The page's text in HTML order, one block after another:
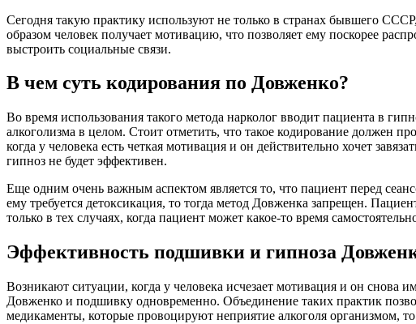
Сегодня такую практику используют не только в странах бывшего
образом человек получает мотивацию, что позволяет ему поскорее
выстроить социальные связи.
В чем суть кодирования по Довженко?
Во время использования такого метода нарколог вводит пациента в
алкоголизма в целом. Стоит отметить, что такое кодирование должен
когда у человека есть четкая мотивация и он действительно хочет
гипноз не будет эффективен.
Еще одним очень важным аспектом является то, что пациент перед
ему требуется детоксикация, то тогда метод Довженка запрещен.
только в тех случаях, когда пациент может какое-то время
Эффективность подшивки и гипноза
Возникают ситуации, когда у человека исчезает мотивация и он снова
Довженко и подшивку одновременно. Объединение таких практик
медикаменты, которые провоцируют неприятие алкоголя организмом,